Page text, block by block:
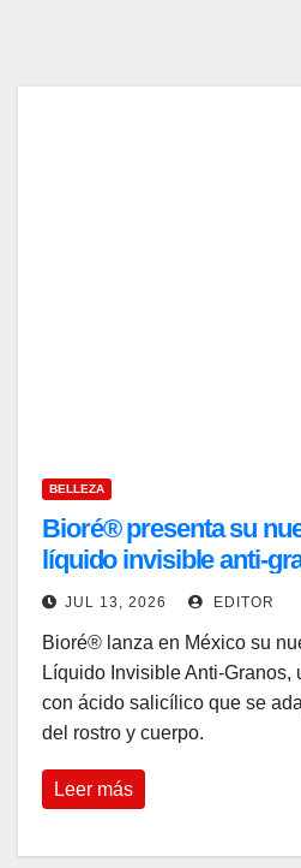
BELLEZA
Bioré® presenta su
líquido invisible anti-
JUL 13, 2026 EDITOR
Bioré® lanza en México su
Líquido Invisible Anti-Granos,
con ácido salicílico que se
del rostro y cuerpo.
Leer más